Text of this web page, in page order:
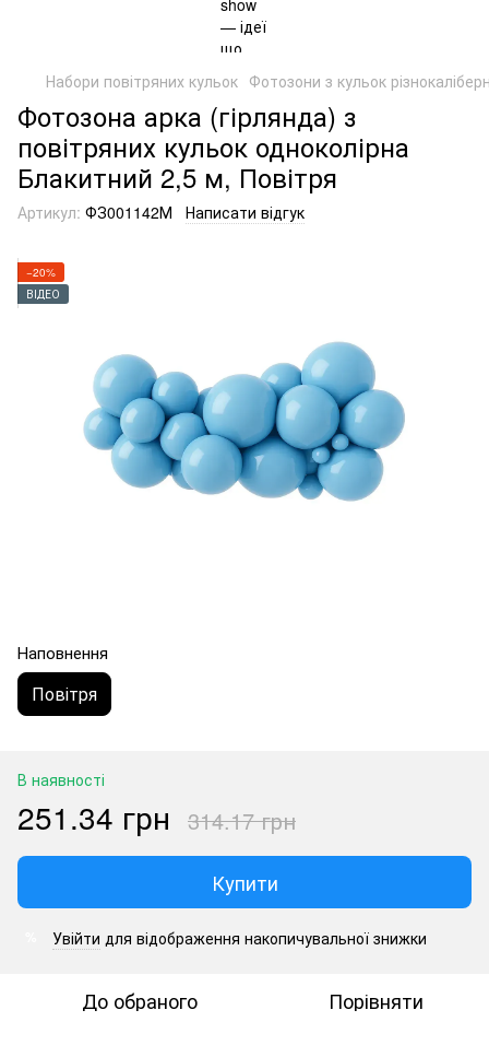
Набори повітряних кульок Фотозони з кульок
Фотозона арка (гірлянда) з
повітряних кульок одноколірна
Блакитний 2,5 м, Повітря
Артикул: ФЗ001142М Написати відгук
−20%
ВІДЕО
Наповнення
Повітря
В наявності
251.34 грн 314.17 грн
Купити
Увійти для відображення накопичувальної знижки
До обраного Порівняти